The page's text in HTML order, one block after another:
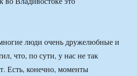
люди очень дружелюбные и
что, по сути, у нас не так
Есть, конечно, моменты